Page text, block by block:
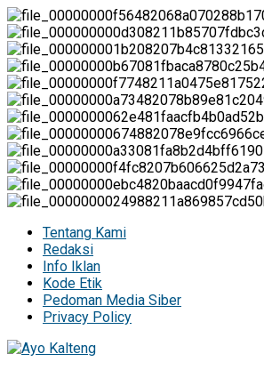
Tentang Kami
Redaksi
Info Iklan
Kode Etik
Pedoman Media Siber
Privacy Policy